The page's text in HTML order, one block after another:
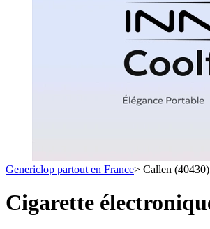
- SELS
-
- LES
- LES
-
Formats Boxs
simple d'emploi
- LES ASTUCES
- FOCUS PRODUIT
- LES MEDECINS
Genericlop partout en France> Callen (40430)
Cigarette